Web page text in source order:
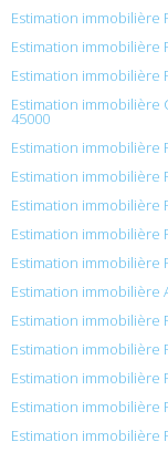
Estimation immobilière
Estimation immobilière
Estimation immobilière
Estimation immobilière
45000
Estimation immobilière
Estimation immobilière
Estimation immobilière
Estimation immobilière
Estimation immobilière
Estimation immobilière
Estimation immobilière
Estimation immobilière
Estimation immobilière
Estimation immobilière
Estimation immobilière